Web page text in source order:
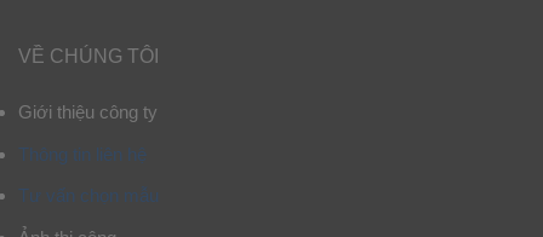
VỀ CHÚNG TÔI
Giới thiệu công ty
Thông tin liên hệ
Tư vấn chọn mẫu